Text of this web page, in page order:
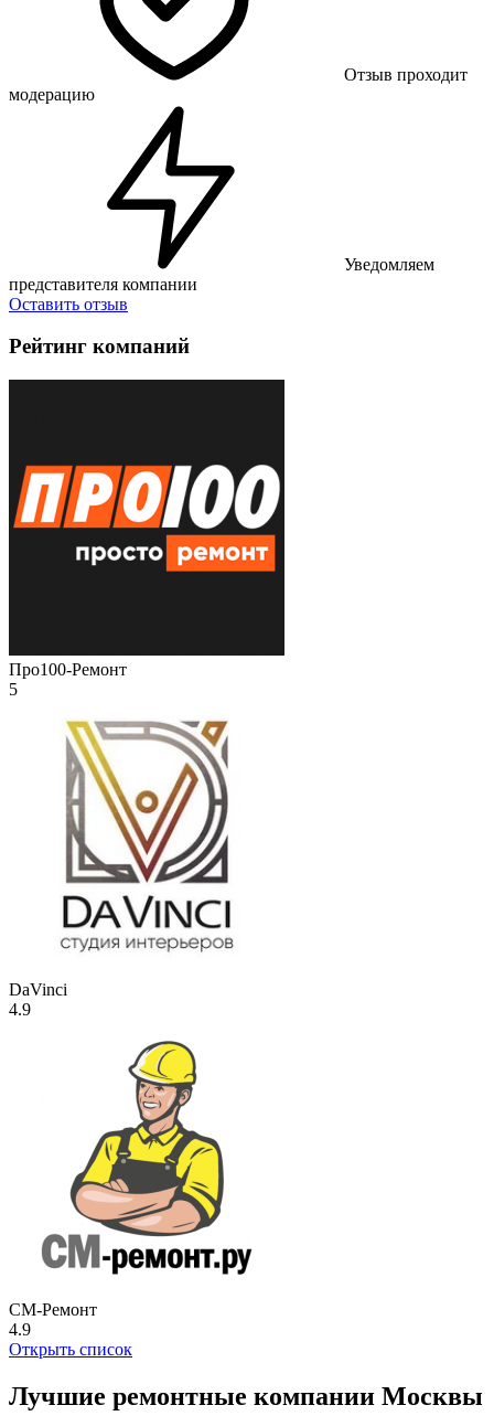
Отзыв проходит
модерацию
Уведомляем
представителя компании
Оставить отзыв
Рейтинг компаний
Про100-Ремонт
5
DaVinci
4.9
СМ-Ремонт
4.9
Открыть список
Лучшие ремонтные компании Москвы